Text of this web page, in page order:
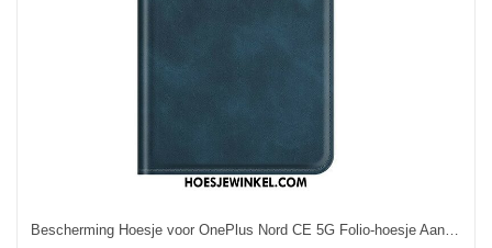
Bescherming Hoesje voor OnePlus Nord CE 5G Folio-hoesje Aanraking Van De Huid